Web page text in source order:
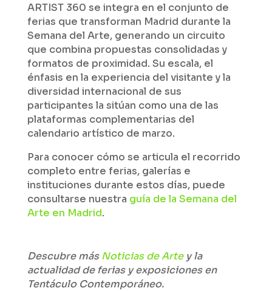
ARTIST 360 se integra en el conjunto de
ferias que transforman Madrid durante la
Semana del Arte, generando un circuito
que combina propuestas consolidadas y
formatos de proximidad. Su escala, el
énfasis en la experiencia del visitante y la
diversidad internacional de sus
participantes la sitúan como una de las
plataformas complementarias del
calendario artístico de marzo.
Para conocer cómo se articula el recorrido
completo entre ferias, galerías e
instituciones durante estos días, puede
consultarse nuestra guía de la Semana del
Arte en Madrid.
Descubre másNoticias de Artey la
actualidad de ferias y exposiciones en
Tentáculo Contemporáneo.